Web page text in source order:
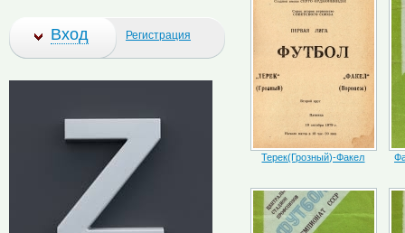
Терек(Грозный)-Факел
Вход Регистрация